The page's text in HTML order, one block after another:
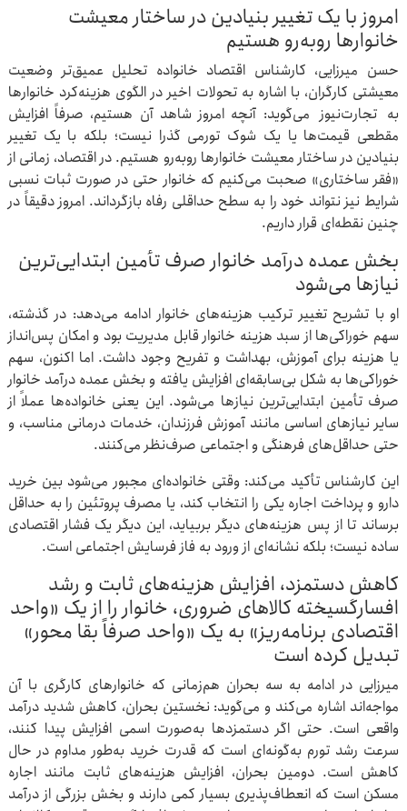
امروز با یک تغییر بنیادین در ساختار معیشت
خانوارها روبه‌رو هستیم
حسن میرزایی، کارشناس اقتصاد خانواده تحلیل عمیق‌تر وضعیت
معیشتی کارگران، با اشاره به تحولات اخیر در الگوی هزینه‌کرد خانوارها
به تجارت‌نیوز می‌گوید: آنچه امروز شاهد آن هستیم، صرفاً افزایش
مقطعی قیمت‌ها یا یک شوک تورمی گذرا نیست؛ بلکه با یک تغییر
بنیادین در ساختار معیشت خانوارها روبه‌رو هستیم. در اقتصاد، زمانی از
«فقر ساختاری» صحبت می‌کنیم که خانوار حتی در صورت ثبات نسبی
شرایط نیز نتواند خود را به سطح حداقلی رفاه بازگرداند. امروز دقیقاً در
چنین نقطه‌ای قرار داریم.
بخش عمده درآمد خانوار صرف تأمین ابتدایی‌ترین
نیازها می‌شود
او با تشریح تغییر ترکیب هزینه‌های خانوار ادامه می‌دهد: در گذشته،
سهم خوراکی‌ها از سبد هزینه خانوار قابل مدیریت بود و امکان پس‌انداز
یا هزینه برای آموزش، بهداشت و تفریح وجود داشت. اما اکنون، سهم
خوراکی‌ها به شکل بی‌سابقه‌ای افزایش یافته و بخش عمده درآمد خانوار
صرف تأمین ابتدایی‌ترین نیازها می‌شود. این یعنی خانواده‌ها عملاً از
سایر نیازهای اساسی مانند آموزش فرزندان، خدمات درمانی مناسب، و
حتی حداقل‌های فرهنگی و اجتماعی صرف‌نظر می‌کنند.
این کارشناس تأکید می‌کند: وقتی خانواده‌ای مجبور می‌شود بین خرید
دارو و پرداخت اجاره یکی را انتخاب کند، یا مصرف پروتئین را به حداقل
برساند تا از پس هزینه‌های دیگر بربیاید، این دیگر یک فشار اقتصادی
ساده نیست؛ بلکه نشانه‌ای از ورود به فاز فرسایش اجتماعی است.
کاهش دستمزد، افزایش هزینه‌های ثابت و رشد
افسارگسیخته کالاهای ضروری، خانوار را از یک «واحد
اقتصادی برنامه‌ریز» به یک «واحد صرفاً بقا محور»
تبدیل کرده است
میرزایی در ادامه به سه بحران هم‌زمانی که خانوارهای کارگری با آن
مواجه‌اند اشاره می‌کند و می‌گوید: نخستین بحران، کاهش شدید درآمد
واقعی است. حتی اگر دستمزدها به‌صورت اسمی افزایش پیدا کنند،
سرعت رشد تورم به‌گونه‌ای است که قدرت خرید به‌طور مداوم در حال
کاهش است. دومین بحران، افزایش هزینه‌های ثابت مانند اجاره
مسکن است که انعطاف‌پذیری بسیار کمی دارند و بخش بزرگی از درآمد